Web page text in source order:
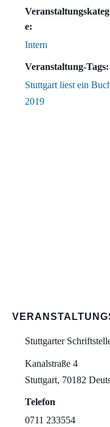
e:
Intern
Veranstaltung-Tags:
Stuttgart liest ein
2019
Stuttgarter
Kanalstraße 4
Stuttgart, 70182
Telefon
0711 233554